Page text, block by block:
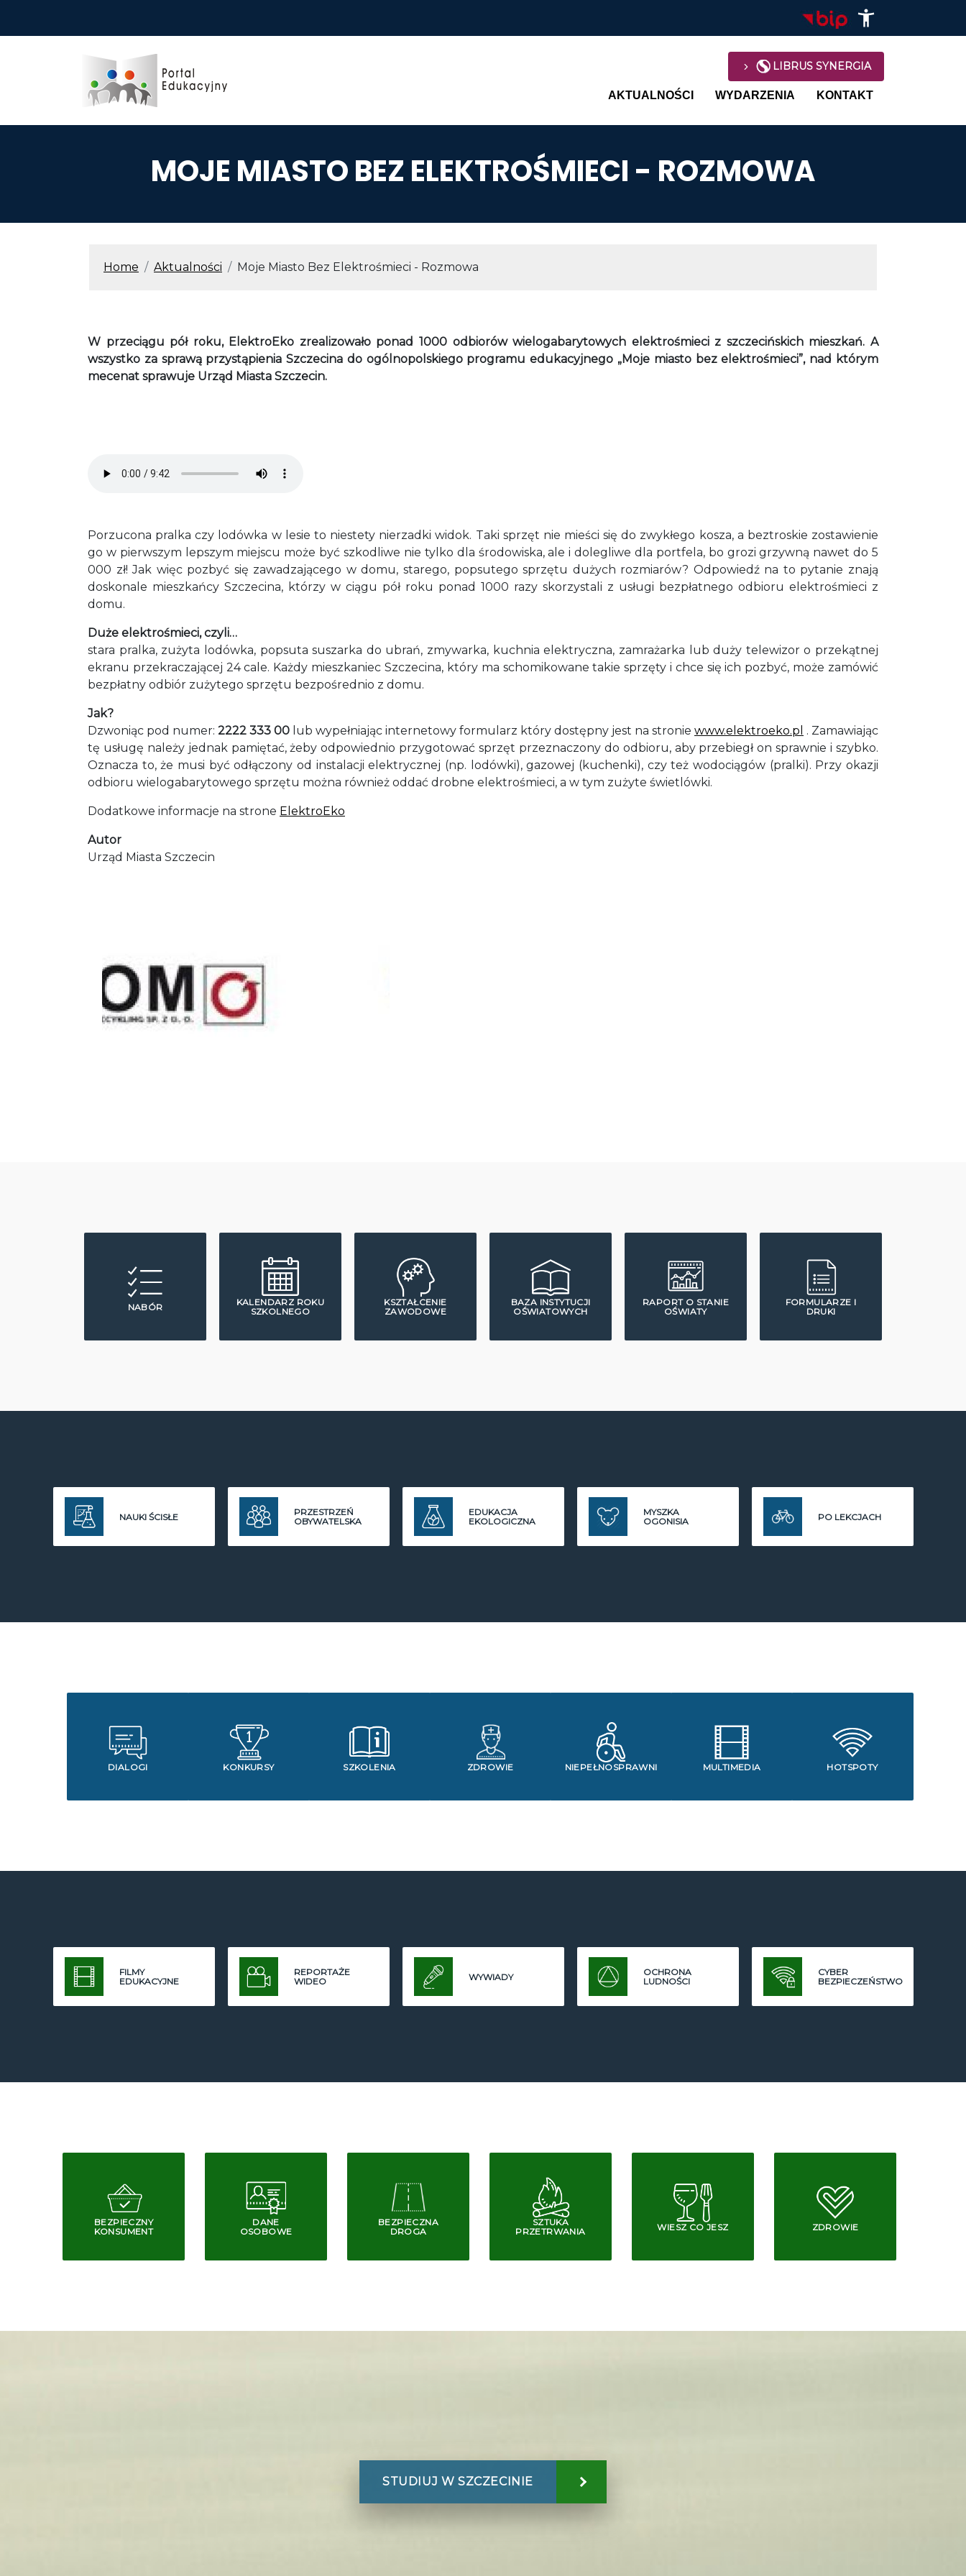
LIBRUS SYNERGIA
Main navigation
AKTUALNOŚCI WYDARZENIA KONTAKT
MOJE MIASTO BEZ ELEKTROŚMIECI - ROZMOWA
ŚCIEŻKA NAWIGACYJNA
Home Aktualności Moje Miasto Bez Elektrośmieci - Rozmowa
W przeciągu pół roku, ElektroEko zrealizowało ponad 1000 odbiorów wielogabarytowych elektrośmieci z szczecińskich mieszkań. A
wszystko za sprawą przystąpienia Szczecina do ogólnopolskiego programu edukacyjnego „Moje miasto bez elektrośmieci”, nad którym
mecenat sprawuje Urząd Miasta Szczecin.
Porzucona pralka czy lodówka w lesie to niestety nierzadki widok. Taki sprzęt nie mieści się do zwykłego kosza, a beztroskie zostawienie
go w pierwszym lepszym miejscu może być szkodliwe nie tylko dla środowiska, ale i dolegliwe dla portfela, bo grozi grzywną nawet do 5
000 zł! Jak więc pozbyć się zawadzającego w domu, starego, popsutego sprzętu dużych rozmiarów? Odpowiedź na to pytanie znają
doskonale mieszkańcy Szczecina, którzy w ciągu pół roku ponad 1000 razy skorzystali z usługi bezpłatnego odbioru elektrośmieci z
domu.
Duże elektrośmieci, czyli…
stara pralka, zużyta lodówka, popsuta suszarka do ubrań, zmywarka, kuchnia elektryczna, zamrażarka lub duży telewizor o przekątnej
ekranu przekraczającej 24 cale. Każdy mieszkaniec Szczecina, który ma schomikowane takie sprzęty i chce się ich pozbyć, może zamówić
bezpłatny odbiór zużytego sprzętu bezpośrednio z domu.
Jak?
Dzwoniąc pod numer: 2222 333 00 lub wypełniając internetowy formularz który dostępny jest na stronie www.elektroeko.pl . Zamawiając
tę usługę należy jednak pamiętać, żeby odpowiednio przygotować sprzęt przeznaczony do odbioru, aby przebiegł on sprawnie i szybko.
Oznacza to, że musi być odłączony od instalacji elektrycznej (np. lodówki), gazowej (kuchenki), czy też wodociągów (pralki). Przy okazji
odbioru wielogabarytowego sprzętu można również oddać drobne elektrośmieci, a w tym zużyte świetlówki.
Dodatkowe informacje na strone ElektroEko
Autor
Urząd Miasta Szczecin
NABÓR
KALENDARZ ROKU
SZKOLNEGO
KSZTAŁCENIE
ZAWODOWE
BAZA INSTYTUCJI
OŚWIATOWYCH
RAPORT O STANIE
OŚWIATY
FORMULARZE I
DRUKI
NAUKI ŚCISŁE
PRZESTRZEŃ
OBYWATELSKA
EDUKACJA
EKOLOGICZNA
MYSZKA
OGONISIA
PO LEKCJACH
DIALOGI KONKURSY SZKOLENIA ZDROWIE NIEPEŁNOSPRAWNI MULTIMEDIA HOTSPOTY
FILMY
EDUKACYJNE
REPORTAŻE
WIDEO
WYWIADY
OCHRONA
LUDNOŚCI
CYBER
BEZPIECZEŃSTWO
BEZPIECZNY
KONSUMENT
DANE
OSOBOWE
BEZPIECZNA
DROGA
SZTUKA
PRZETRWANIA
WIESZ CO JESZ ZDROWIE
STUDIUJ W SZCZECINIE